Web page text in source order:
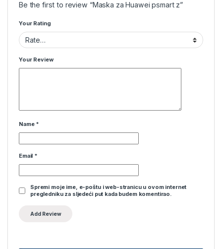
Be the first to review “Maska za Huawei psmart z”
Your Rating
Your Review
Name *
Email *
Spremi moje ime, e-poštu i web-stranicu u ovom internet
pregledniku za sljedeći put kada budem komentirao.